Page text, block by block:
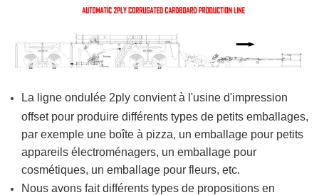
La ligne ondulée 2ply convient à l'usine d'impression
offset pour produire différents types de petits emballages,
par exemple une boîte à pizza, un emballage pour petits
appareils électroménagers, un emballage pour
cosmétiques, un emballage pour fleurs, etc.
Nous avons fait différents types de propositions en